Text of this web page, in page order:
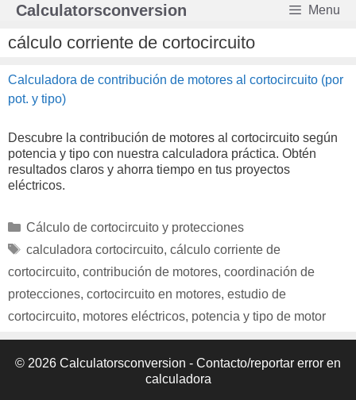
Saltar
contenido
Calculatorsconversion Menu
cálculo corriente de cortocircuito
Calculadora de contribución de motores al cortocircuito (por
pot. y tipo)
Descubre la contribución de motores al cortocircuito según
potencia y tipo con nuestra calculadora práctica. Obtén
resultados claros y ahorra tiempo en tus proyectos
eléctricos.
Categorías
Cálculo de cortocircuito y protecciones
Etiquetas
calculadora cortocircuito, cálculo corriente de
cortocircuito, contribución de motores, coordinación de
protecciones, cortocircuito en motores, estudio de
cortocircuito, motores eléctricos, potencia y tipo de motor
© 2026 Calculatorsconversion - Contacto/reportar error en
calculadora